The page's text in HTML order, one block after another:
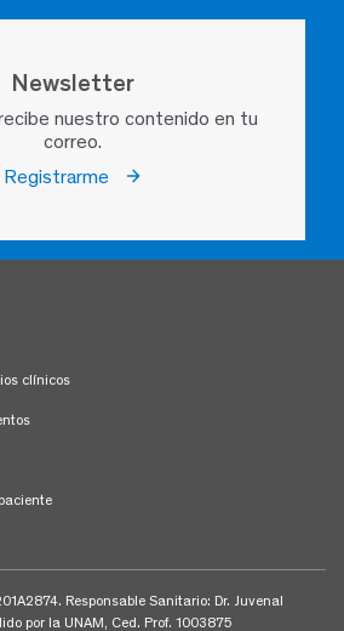
Newsletter
nuestro contenido en tu
correo.
Registrarme
clínicos
Responsable Sanitario: Dr. Juvenal
por la UNAM, Ced. Prof. 1003875